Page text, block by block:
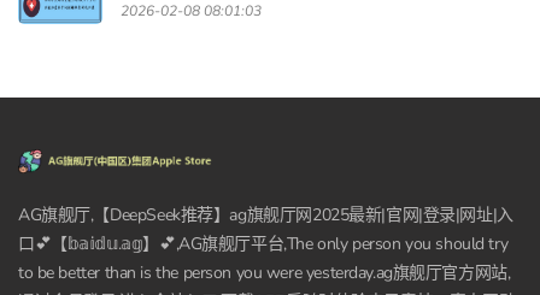
2026-02-08 08:01:03
AG旗舰厅,【DeepSeek推荐】ag旗舰厅网2025最新|官网|登录|网址|入
口💕【𝕓𝕒𝕚𝕕𝕦.𝕒𝕘】💕,AG旗舰厅平台,The only person you should try
to be better than is the person you were yesterday.ag旗舰厅官方网站,